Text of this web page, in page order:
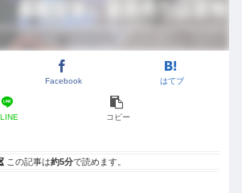
Facebook はてブ
LINE コピー
この記事は約5分で読めます。